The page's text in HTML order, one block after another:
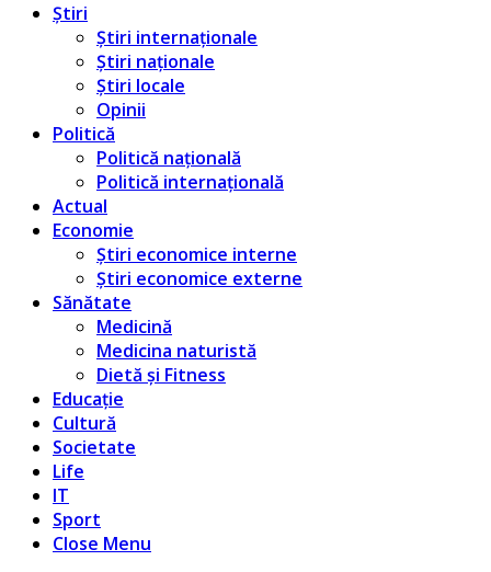
Știri
Știri internaționale
Știri naționale
Știri locale
Opinii
Politică
Politică națională
Politică internațională
Actual
Economie
Știri economice interne
Știri economice externe
Sănătate
Medicină
Medicina naturistă
Dietă și Fitness
Educație
Cultură
Societate
Life
IT
Sport
Close Menu